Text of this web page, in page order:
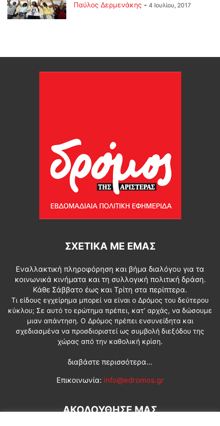
Παύλος Δερμενάκης - 4 Ιουλίου, 2017
ΣΧΕΤΙΚΆ ΜΕ ΕΜΆΣ
Εναλλακτική πληροφόρηση και βήμα διαλόγου για τα
κοινωνικά κινήματα και τη συλλογική πολιτική δράση.
Κάθε Σάββατο έως και Τρίτη στα περίπτερα.
Τι είδους εγχείρημα μπορεί να είναι ο Δρόμος του δεύτερου
κύκλου; Σε αυτό το ερώτημα πρέπει, κατ’ αρχάς, να δώσουμε
μιαν απάντηση. Ο Δρόμος πρέπει ενσυνείδητα και
σχεδιασμένα να προσδιοριστεί ως συμβολή διεξόδου της
χώρας από την καθολική κρίση.
διαβάστε περισσότερα...
Επικοινωνία: info@edromos.gr
ΑΚΟΛΟΥΘΗΣΕ ΜΑΣ